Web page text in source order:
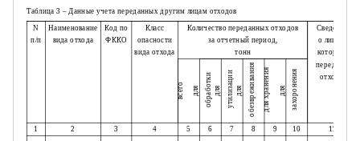
Таблица 3 – Данные учета переданных другим лицам отходов
N
п/п
Наименование
вида отхода
Код по
ФККО
Класс
опасности
вида отхода
Количество переданных отходов
за отчетный период,
тонн
Сведения
о лицах,
которым
переданы
отходы
всего для обработки для утилизации для обезвреживания для хранения для захоронения
1 2 3 4 5 6 7 8 9 10 11